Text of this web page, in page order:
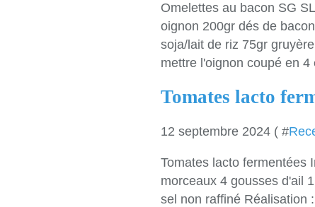
Omelettes au bacon SG
oignon 200gr dés de
soja/lait de riz 75gr
mettre l'oignon coupé en 4
Tomates lacto
12 septembre 2024 ( #
Tomates lacto fermentées
morceaux 4 gousses d'ail
sel non raffiné Réalisation